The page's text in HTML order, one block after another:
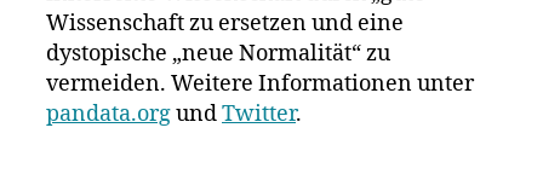
Wissenschaft zu ersetzen und eine
dystopische „neue Normalität“ zu
vermeiden. Weitere Informationen unter
pandata.orgundTwitter.